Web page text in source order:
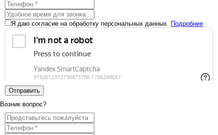
Я даю согласие на обработку персональных данных. Подробнее
Отправить
Возник вопрос?